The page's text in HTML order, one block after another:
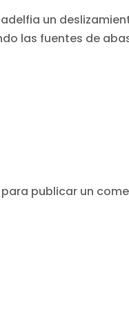
un
las fuentes de
para publicar un